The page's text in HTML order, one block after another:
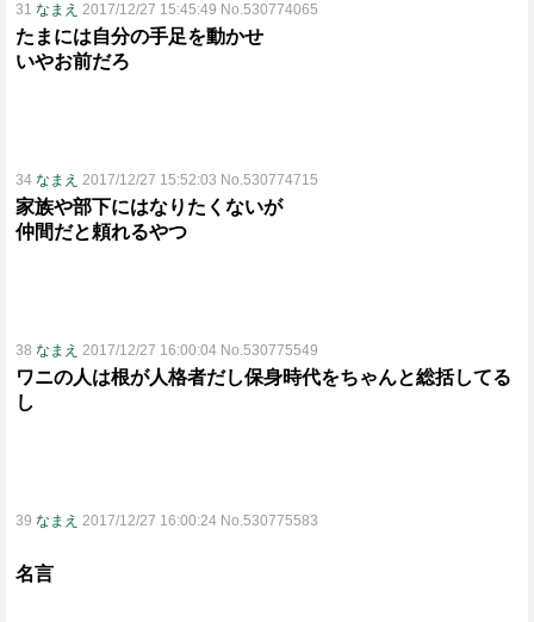
31 なまえ 2017/12/27 15:45:49 No.530774065
たまには自分の手足を動かせ
いやお前だろ
34 なまえ 2017/12/27 15:52:03 No.530774715
家族や部下にはなりたくないが
仲間だと頼れるやつ
38 なまえ 2017/12/27 16:00:04 No.530775549
ワニの人は根が人格者だし保身時代をちゃんと総括してる
し
39 なまえ 2017/12/27 16:00:24 No.530775583
名言